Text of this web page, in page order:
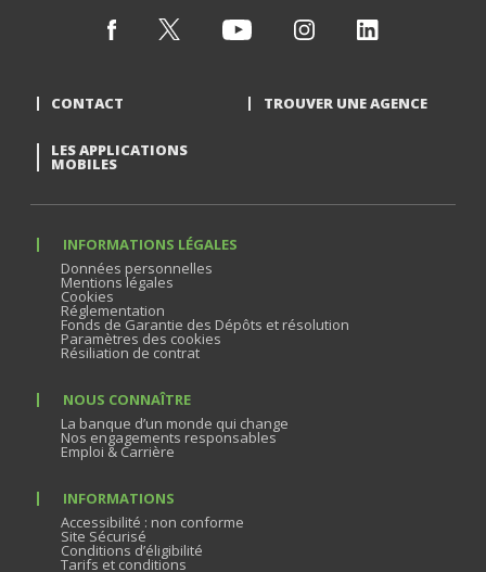
CONTACT TROUVER UNE AGENCE
LES APPLICATIONS
MOBILES
INFORMATIONS LÉGALES
Données personnelles
Mentions légales
Cookies
Réglementation
Fonds de Garantie des Dépôts et résolution
Paramètres des cookies
Résiliation de contrat
NOUS CONNAÎTRE
La banque d’un monde qui change
Nos engagements responsables
Emploi & Carrière
INFORMATIONS
Accessibilité : non conforme
Site Sécurisé
Conditions d’éligibilité
Tarifs et conditions